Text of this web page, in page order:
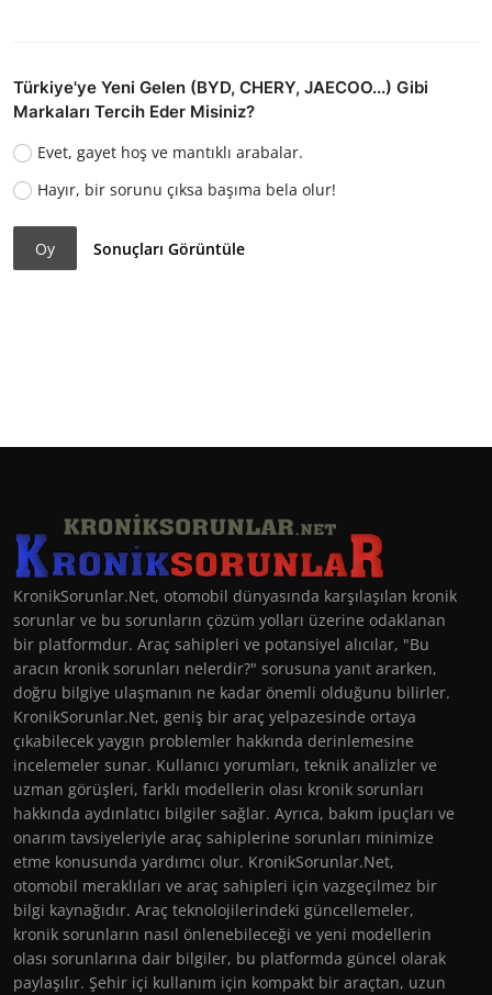
Türkiye'ye Yeni Gelen (BYD, CHERY, JAECOO...) Gibi
Markaları Tercih Eder Misiniz?
Evet, gayet hoş ve mantıklı arabalar.
Hayır, bir sorunu çıksa başıma bela olur!
Oy Sonuçları Görüntüle
KronikSorunlar.Net, otomobil dünyasında karşılaşılan kronik
sorunlar ve bu sorunların çözüm yolları üzerine odaklanan
bir platformdur. Araç sahipleri ve potansiyel alıcılar, "Bu
aracın kronik sorunları nelerdir?" sorusuna yanıt ararken,
doğru bilgiye ulaşmanın ne kadar önemli olduğunu bilirler.
KronikSorunlar.Net, geniş bir araç yelpazesinde ortaya
çıkabilecek yaygın problemler hakkında derinlemesine
incelemeler sunar. Kullanıcı yorumları, teknik analizler ve
uzman görüşleri, farklı modellerin olası kronik sorunları
hakkında aydınlatıcı bilgiler sağlar. Ayrıca, bakım ipuçları ve
onarım tavsiyeleriyle araç sahiplerine sorunları minimize
etme konusunda yardımcı olur. KronikSorunlar.Net,
otomobil meraklıları ve araç sahipleri için vazgeçilmez bir
bilgi kaynağıdır. Araç teknolojilerindeki güncellemeler,
kronik sorunların nasıl önlenebileceği ve yeni modellerin
olası sorunlarına dair bilgiler, bu platformda güncel olarak
paylaşılır. Şehir içi kullanım için kompakt bir araçtan, uzun